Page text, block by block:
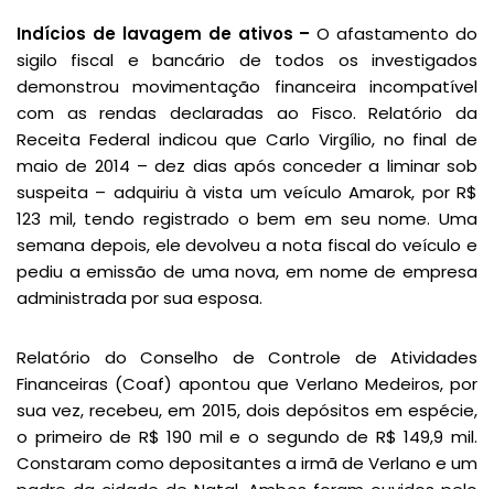
Indícios de lavagem de ativos – O afastamento do
sigilo fiscal e bancário de todos os investigados
demonstrou movimentação financeira incompatível
com as rendas declaradas ao Fisco. Relatório da
Receita Federal indicou que Carlo Virgílio, no final de
maio de 2014 – dez dias após conceder a liminar sob
suspeita – adquiriu à vista um veículo Amarok, por R$
123 mil, tendo registrado o bem em seu nome. Uma
semana depois, ele devolveu a nota fiscal do veículo e
pediu a emissão de uma nova, em nome de empresa
administrada por sua esposa.
Relatório do Conselho de Controle de Atividades
Financeiras (Coaf) apontou que Verlano Medeiros, por
sua vez, recebeu, em 2015, dois depósitos em espécie,
o primeiro de R$ 190 mil e o segundo de R$ 149,9 mil.
Constaram como depositantes a irmã de Verlano e um